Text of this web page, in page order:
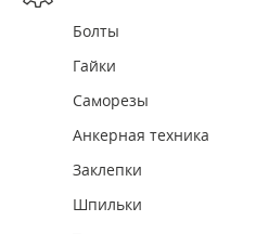
Болты
Гайки
Саморезы
Анкерная техника
Заклепки
Шпильки